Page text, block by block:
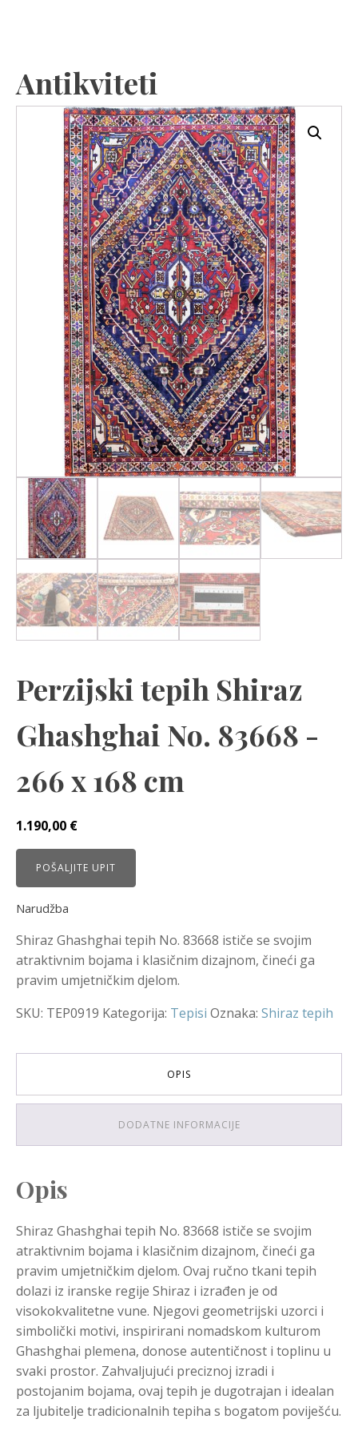
Antikviteti
Perzijski tepih Shiraz
Ghashghai No. 83668 -
266 x 168 cm
1.190,00 €
POŠALJITE UPIT
Narudžba
Shiraz Ghashghai tepih No. 83668 ističe se svojim
atraktivnim bojama i klasičnim dizajnom, čineći ga
pravim umjetničkim djelom.
SKU: TEP0919 Kategorija: Tepisi Oznaka: Shiraz tepih
OPIS
DODATNE INFORMACIJE
Opis
Shiraz Ghashghai tepih No. 83668 ističe se svojim
atraktivnim bojama i klasičnim dizajnom, čineći ga
pravim umjetničkim djelom. Ovaj ručno tkani tepih
dolazi iz iranske regije Shiraz i izrađen je od
visokokvalitetne vune. Njegovi geometrijski uzorci i
simbolički motivi, inspirirani nomadskom kulturom
Ghashghai plemena, donose autentičnost i toplinu u
svaki prostor. Zahvaljujući preciznoj izradi i
postojanim bojama, ovaj tepih je dugotrajan i idealan
za ljubitelje tradicionalnih tepiha s bogatom poviješću.